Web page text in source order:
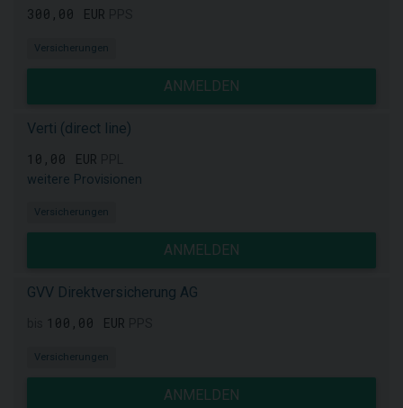
300,00 EUR
Versicherungen
ANMELDEN
Verti (direct line)
10,00 EUR
weitere Provisionen
Versicherungen
ANMELDEN
GVV Direktversicherung AG
100,00 EUR
Versicherungen
ANMELDEN